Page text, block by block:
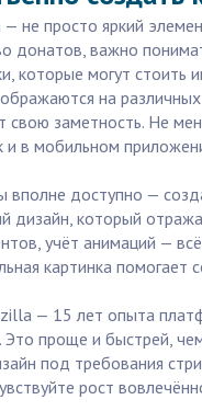
— не просто яркий
донатов, важно
которые могут стоить
на
свою заметность. Не
и в мобильном
доступно —
дизайн, который
учёт анимаций —
картинка
— 15 лет опыта
Это проще и быстрей,
под требования
рост